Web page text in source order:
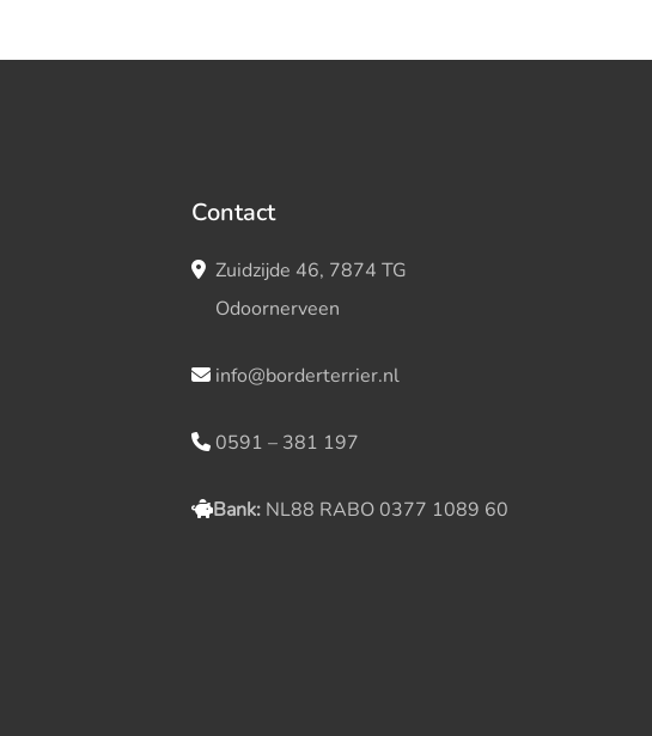
Contact
Zuidzijde 46, 7874 TG
Odoornerveen
info@borderterrier.nl
0591 – 381 197
Bank: NL88 RABO 0377 1089 60